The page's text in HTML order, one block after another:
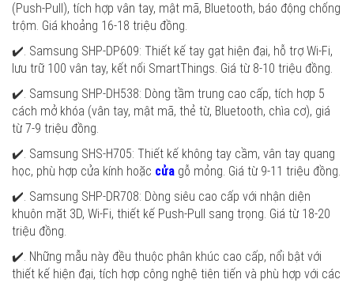
(Push-Pull), tích hợp vân tay, mật mã, Bluetooth, báo động chống
trộm. Giá khoảng 16-18 triệu đồng.
✔️. Samsung SHP-DP609: Thiết kế tay gạt hiện đại, hỗ trợ Wi-Fi,
lưu trữ 100 vân tay, kết nối SmartThings. Giá từ 8-10 triệu đồng.
✔️. Samsung SHP-DH538: Dòng tầm trung cao cấp, tích hợp 5
cách mở khóa (vân tay, mật mã, thẻ từ, Bluetooth, chìa cơ), giá
từ 7-9 triệu đồng.
✔️. Samsung SHS-H705: Thiết kế không tay cầm, vân tay quang
học, phù hợp cửa kính hoặc cửa gỗ mỏng. Giá từ 9-11 triệu đồng.
✔️. Samsung SHP-DR708: Dòng siêu cao cấp với nhận diện
khuôn mặt 3D, Wi-Fi, thiết kế Push-Pull sang trọng. Giá từ 18-20
triệu đồng.
✔️. Những mẫu này đều thuộc phân khúc cao cấp, nổi bật với
thiết kế hiện đại, tích hợp công nghệ tiên tiến và phù hợp với các